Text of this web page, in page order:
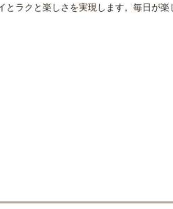
ラクと楽しさを実現します。毎日が楽